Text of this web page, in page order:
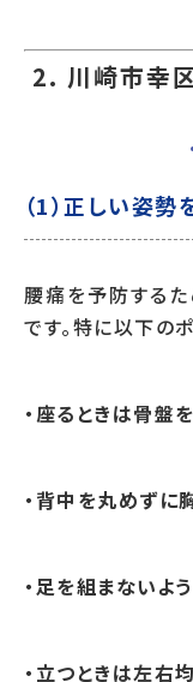
2. 川崎市幸
（1）正しい姿勢
腰痛を予防するた
です。特に以下の
・座るときは骨盤
・背中を丸めずに
・足を組まないよ
・立つときは左右